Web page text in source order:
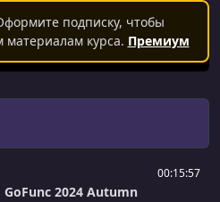
подписку, чтобы
материалам курса. Премиум
00:15:57
2024 Autumn